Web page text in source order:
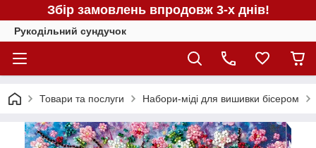
Збір замовлень впродовж 3-х днів!
Рукодільний сундучок
Товари та послуги Набори-міді для вишивки бісером